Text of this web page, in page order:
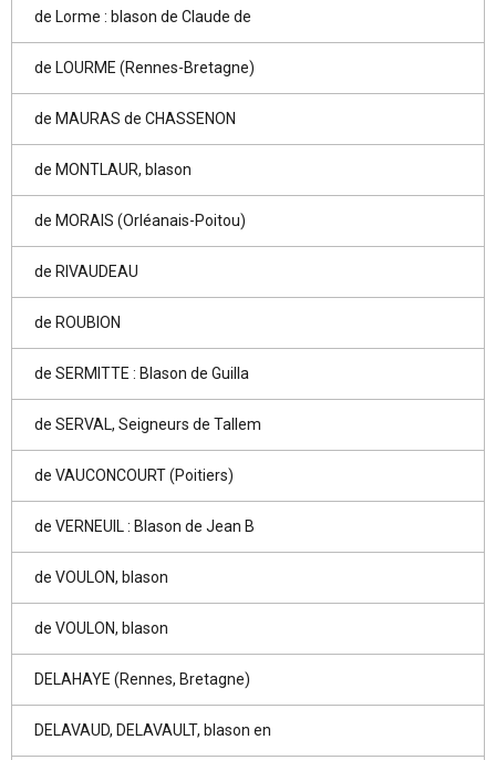
de Lorme : blason de Claude de
de LOURME (Rennes-Bretagne)
de MAURAS de CHASSENON
de MONTLAUR, blason
de MORAIS (Orléanais-Poitou)
de RIVAUDEAU
de ROUBION
de SERMITTE : Blason de Guilla
de SERVAL, Seigneurs de Tallem
de VAUCONCOURT (Poitiers)
de VERNEUIL : Blason de Jean B
de VOULON, blason
de VOULON, blason
DELAHAYE (Rennes, Bretagne)
DELAVAUD, DELAVAULT, blason en